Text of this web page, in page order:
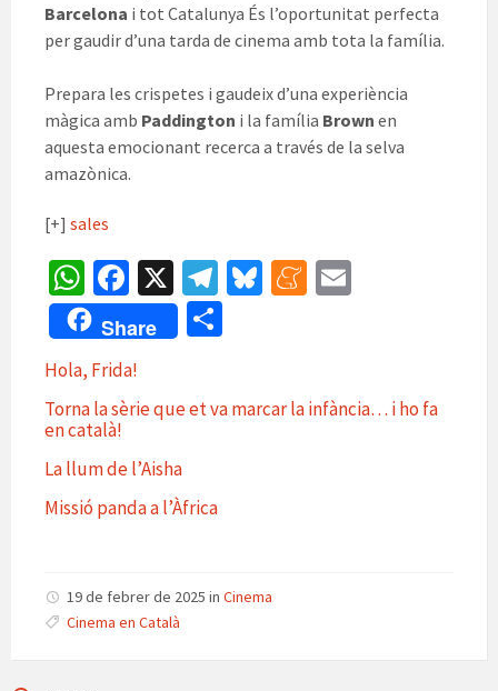
Barcelona i tot Catalunya És l’oportunitat perfecta
per gaudir d’una tarda de cinema amb tota la família.
Prepara les crispetes i gaudeix d’una experiència
màgica amb Paddington i la família Brown en
aquesta emocionant recerca a través de la selva
amazònica.
[+] sales
W
h
at
sA
p
p
Fa
ce
b
o
o
k
X
Te
le
gr
m
Bl M
m
Share
p
Hola, Frida!
Torna la sèrie que et va marcar la infància… i ho fa
en català!
La llum de l’Aisha
Missió panda a l’Àfrica
19 de febrer de 2025 in Cinema
Cinema en Català